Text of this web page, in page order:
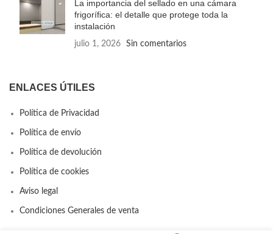
La importancia del sellado en una cámara
frigorífica: el detalle que protege toda la
instalación
julio 1, 2026 Sin comentarios
ENLACES ÚTILES
Política de Privacidad
Política de envío
Política de devolución
Política de cookies
Aviso legal
Condiciones Generales de venta